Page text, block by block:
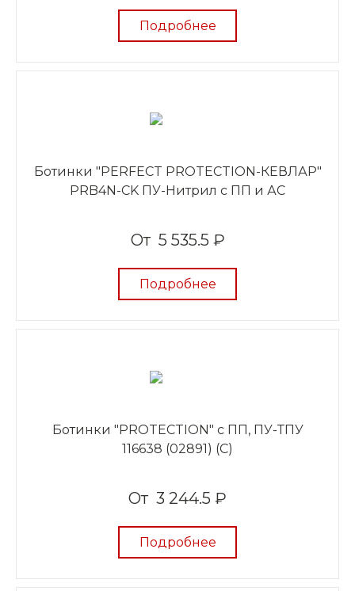
Подробнее
Ботинки "PERFECT PROTECTION-КЕВЛАР"
PRB4N-CK ПУ-Нитрил с ПП и АС
От 5 535.5 ₽
Подробнее
Ботинки "PROTECTION" с ПП, ПУ-ТПУ
116638 (02891) (C)
От 3 244.5 ₽
Подробнее